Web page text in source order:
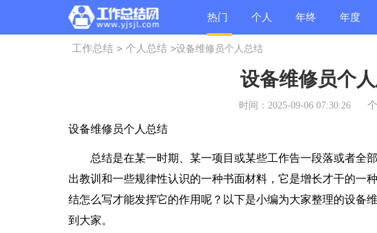
热门
总结
个人
总结
年终 年度
工作总结 > 个人总结 >设备维修员个人总结
设备维修员个
时间：2025-09-06 07:30:26
设备维修员个人总结
总结是在某一时期、某一项目或某些工作告一段落或者全
出教训和一些规律性认识的一种书面材料，它是增长才干的一
结怎么写才能发挥它的作用呢？以下是小编为大家整理的设备
到大家。